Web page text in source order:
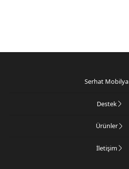
Serhat Mobilya
Destek
Ürünler
İletişim